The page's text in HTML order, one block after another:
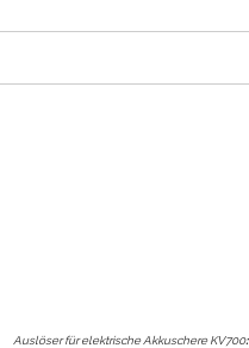
Auslöser für elektrische Akkuschere KV700: